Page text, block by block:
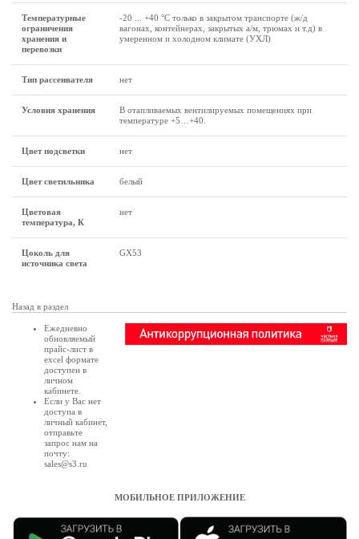
Температурные
ограничения
хранения и
перевозки
-20 ... +40 °C только в закрытом транспорте (ж/д
вагонах, контейнерах, закрытых а/м, трюмах и т.д) в
умеренном и холодном климате (УХЛ)
Тип рассеивателя нет
Условия хранения
В отапливаемых вентилируемых помещениях при
температуре +5…+40.
Цвет подсветки нет
Цвет светильника белый
Цветовая
температура, К
нет
Цоколь для
источника света
GX53
Назад в раздел
Ежедневно
обновляемый
прайс-лист в
excel формате
доступен в
личном
кабинете
Если у Вас нет
доступа в
личный кабинет,
отправьте
запрос нам на
почту:
sales@s3.ru
МОБИЛЬНОЕ ПРИЛОЖЕНИЕ